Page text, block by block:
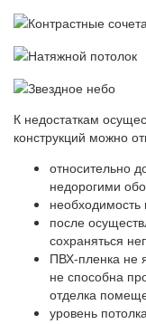
К недостаткам
конструкций можно
относительно
недорогими
необходимость
после
сохраняться
ПВХ-пленка не
не способна
отделка
уровень